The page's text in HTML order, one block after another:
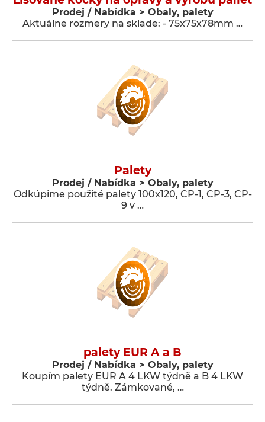
Prodej / Nabídka > Obaly, palety
Aktuálne rozmery na sklade: - 75x75x78mm …
Palety
Prodej / Nabídka > Obaly, palety
Odkúpime použité palety 100x120, CP-1, CP-3, CP-
9 v …
palety EUR A a B
Prodej / Nabídka > Obaly, palety
Koupím palety EUR A 4 LKW týdně a B 4 LKW
týdně. Zámkované, …